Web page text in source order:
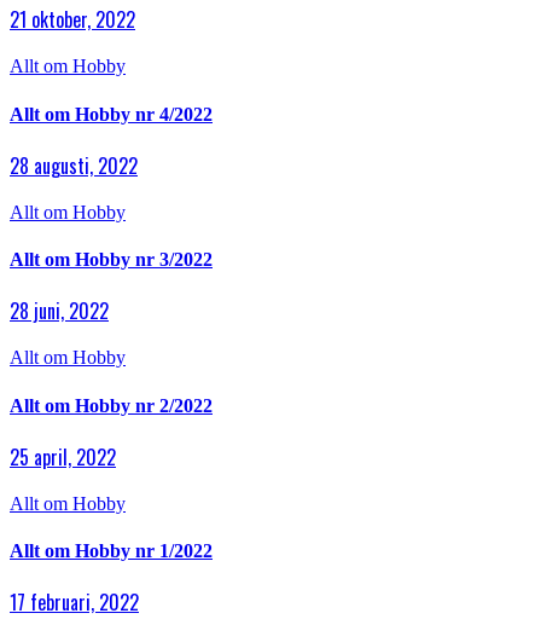
21 oktober, 2022
Allt om Hobby
Allt om Hobby nr 4/2022
28 augusti, 2022
Allt om Hobby
Allt om Hobby nr 3/2022
28 juni, 2022
Allt om Hobby
Allt om Hobby nr 2/2022
25 april, 2022
Allt om Hobby
Allt om Hobby nr 1/2022
17 februari, 2022